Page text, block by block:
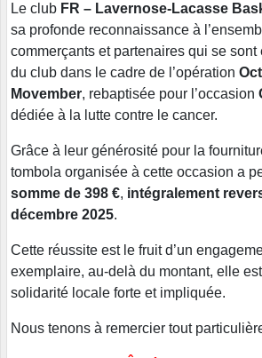
Le club FR – Lavernose-Lacasse
sa profonde reconnaissance à
commerçants et partenaires qui se
du club dans le cadre de l’opération
Movember, rebaptisée pour l’occasion
dédiée à la lutte contre le cancer.
Grâce à leur générosité pour la
tombola organisée à cette occasion a
somme de 398 €, intégralement
décembre 2025.
Cette réussite est le fruit d’un
exemplaire, au-delà du montant, elle
solidarité locale forte et impliquée.
Nous tenons à remercier tout